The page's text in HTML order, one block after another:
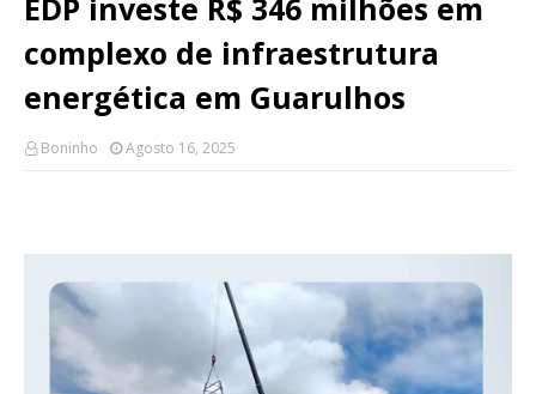
EDP investe R$ 346 milhões em
complexo de infraestrutura
energética em Guarulhos
Boninho Agosto 16, 2025